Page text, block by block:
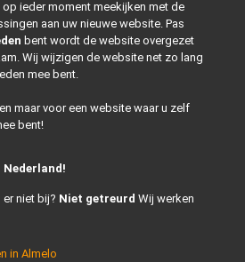
ieder moment meekijken met de
aan uw nieuwe website. Pas
bent wordt de website overgezet
Wij wijzigen de website net zo lang
mee bent.
maar voor een website waar u zelf
bent!
Nederland!
niet bij? Niet getreurd Wij werken
in Almelo